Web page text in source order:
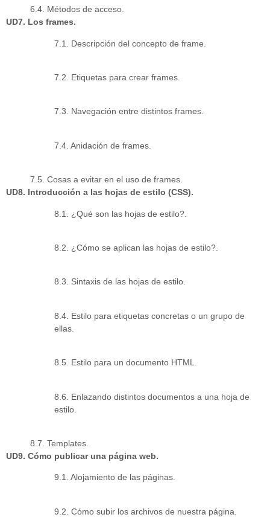
6.4. Métodos de acceso.
UD7. Los frames.
7.1. Descripción del concepto de frame.
7.2. Etiquetas para crear frames.
7.3. Navegación entre distintos frames.
7.4. Anidación de frames.
7.5. Cosas a evitar en el uso de frames.
UD8. Introducción a las hojas de estilo (CSS).
8.1. ¿Qué son las hojas de estilo?.
8.2. ¿Cómo se aplican las hojas de estilo?.
8.3. Sintaxis de las hojas de estilo.
8.4. Estilo para etiquetas concretas o un grupo de
ellas.
8.5. Estilo para un documento HTML.
8.6. Enlazando distintos documentos a una hoja de
estilo.
8.7. Templates.
UD9. Cómo publicar una página web.
9.1. Alojamiento de las páginas.
9.2. Cómo subir los archivos de nuestra página.